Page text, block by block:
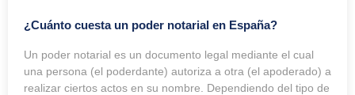
¿Cuánto cuesta un poder notarial en España?
Un poder notarial es un documento legal mediante el cual
una persona (el poderdante) autoriza a otra (el apoderado) a
realizar ciertos actos en su nombre. Dependiendo del tipo de